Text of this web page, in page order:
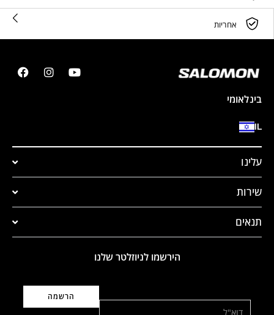
אחריות
בינלאומי
IL
עלינו
שירות
תנאים
הירשמו לניוזלטר שלנו